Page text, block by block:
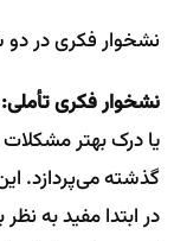
نشخوار فکری در
نشخوار فکری تأملی:
یا درک بهتر مشکلات
گذشته می‌پردازد.
در ابتدا مفید به